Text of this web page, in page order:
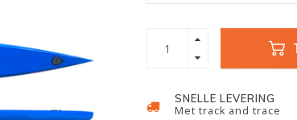
SNELLE LEVERING
Met track and trace